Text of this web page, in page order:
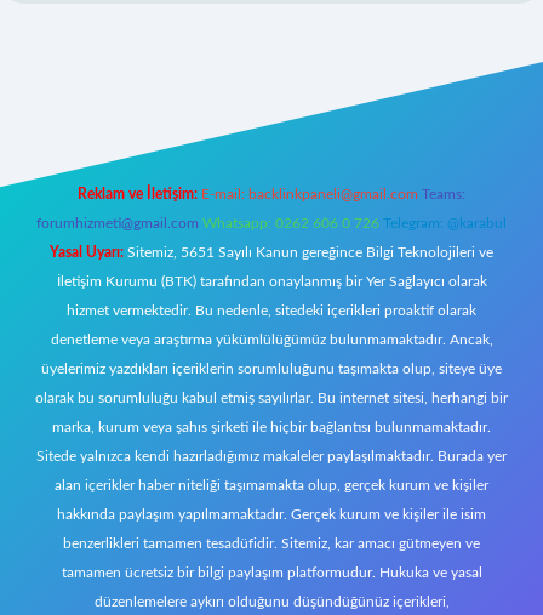
Reklam ve İletişim: E-mail: backlinkpaneli@gmail.com Teams:
forumhizmeti@gmail.com Whatsapp: 0262 606 0 726 Telegram: @karabul
Yasal Uyarı: Sitemiz, 5651 Sayılı Kanun gereğince Bilgi Teknolojileri ve
İletişim Kurumu (BTK) tarafından onaylanmış bir Yer Sağlayıcı olarak
hizmet vermektedir. Bu nedenle, sitedeki içerikleri proaktif olarak
denetleme veya araştırma yükümlülüğümüz bulunmamaktadır. Ancak,
üyelerimiz yazdıkları içeriklerin sorumluluğunu taşımakta olup, siteye üye
olarak bu sorumluluğu kabul etmiş sayılırlar. Bu internet sitesi, herhangi bir
marka, kurum veya şahıs şirketi ile hiçbir bağlantısı bulunmamaktadır.
Sitede yalnızca kendi hazırladığımız makaleler paylaşılmaktadır. Burada yer
alan içerikler haber niteliği taşımamakta olup, gerçek kurum ve kişiler
hakkında paylaşım yapılmamaktadır. Gerçek kurum ve kişiler ile isim
benzerlikleri tamamen tesadüfidir. Sitemiz, kar amacı gütmeyen ve
tamamen ücretsiz bir bilgi paylaşım platformudur. Hukuka ve yasal
düzenlemelere aykırı olduğunu düşündüğünüz içerikleri,